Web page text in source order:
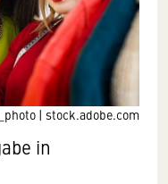
| stock.adobe.com
in